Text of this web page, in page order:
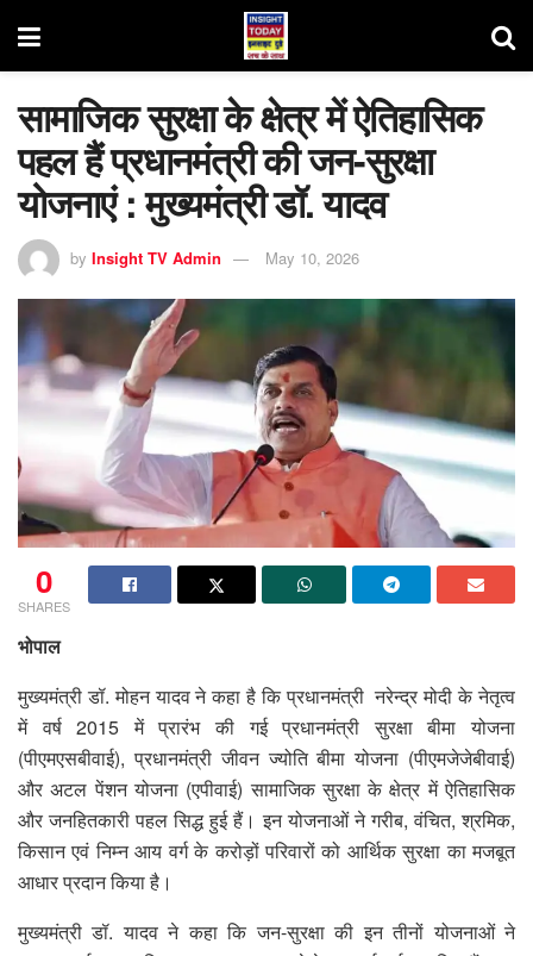
सामाजिक सुरक्षा के क्षेत्र में ऐतिहासिक
पहल हैं प्रधानमंत्री की जन-सुरक्षा
योजनाएं : मुख्यमंत्री डॉ. यादव
by Insight TV Admin May 10, 2026
0
SHARES
भोपाल
मुख्यमंत्री डॉ. मोहन यादव ने कहा है कि प्रधानमंत्री नरेन्द्र मोदी के नेतृत्व
में वर्ष 2015 में प्रारंभ की गई प्रधानमंत्री सुरक्षा बीमा योजना
(पीएमएसबीवाई), प्रधानमंत्री जीवन ज्योति बीमा योजना (पीएमजेजेबीवाई)
और अटल पेंशन योजना (एपीवाई) सामाजिक सुरक्षा के क्षेत्र में ऐतिहासिक
और जनहितकारी पहल सिद्ध हुई हैं। इन योजनाओं ने गरीब, वंचित, श्रमिक,
किसान एवं निम्न आय वर्ग के करोड़ों परिवारों को आर्थिक सुरक्षा का मजबूत
आधार प्रदान किया है।
मुख्यमंत्री डॉ. यादव ने कहा कि जन-सुरक्षा की इन तीनों योजनाओं ने